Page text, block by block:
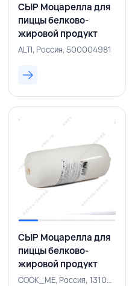
СЫР Моцарелла для
пиццы белково-
жировой продукт
Gourmet Fit 40% 1 кг
ALTI, Россия, 500004981
СЫР Моцарелла для
пиццы белково-
жировой продукт
50% ~1,3 кг батон, COOK_ME, Россия, 131004155